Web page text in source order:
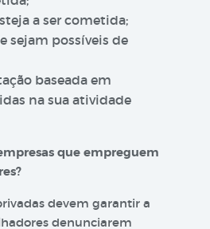
a ser cometida;
sejam possíveis de
baseada em
na sua atividade
que empreguem
devem garantir a
denunciarem